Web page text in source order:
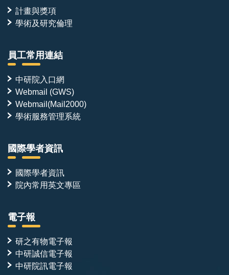
計畫與獎項
學術及研究倫理
員工常用連結
中研院入口網
Webmail (GWS)
Webmail(Mail2000)
學術服務管理系統
國際學者資訊
國際學者資訊
院內常用英文專區
電子報
研之有物電子報
中研誠信電子報
中研院訊電子報